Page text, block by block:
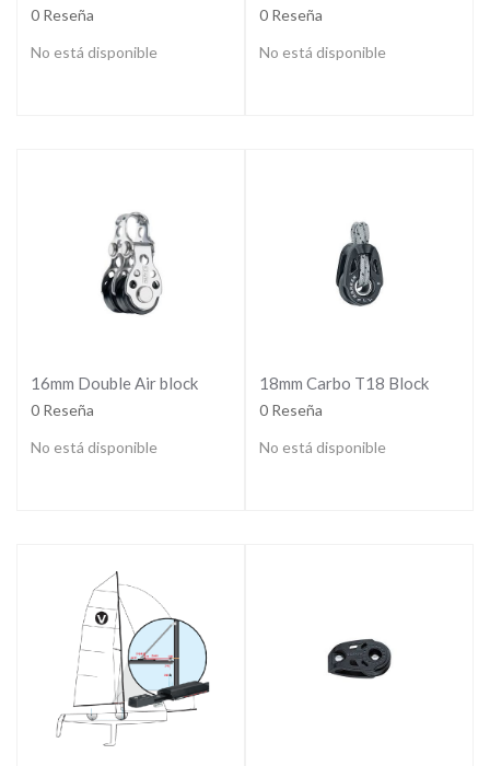
0 Reseña
No está disponible
0 Reseña
No está disponible
16mm Double Air block
0 Reseña
No está disponible
18mm Carbo T18 Block
0 Reseña
No está disponible